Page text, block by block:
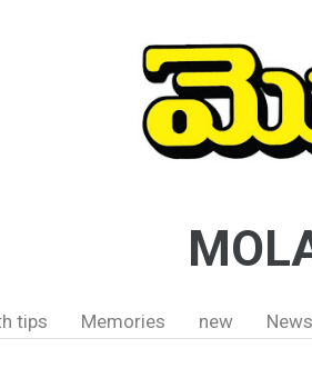
tips Memories new News